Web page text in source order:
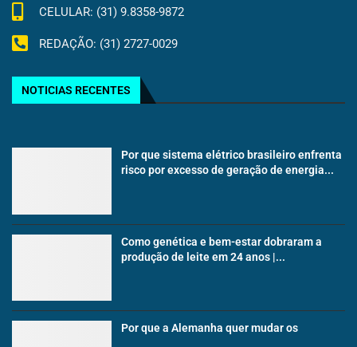
CELULAR: (31) 9.8358-9872
REDAÇÃO: (31) 2727-0029
NOTICIAS RECENTES
Por que sistema elétrico brasileiro enfrenta
risco por excesso de geração de energia...
Como genética e bem-estar dobraram a
produção de leite em 24 anos |...
Por que a Alemanha quer mudar os